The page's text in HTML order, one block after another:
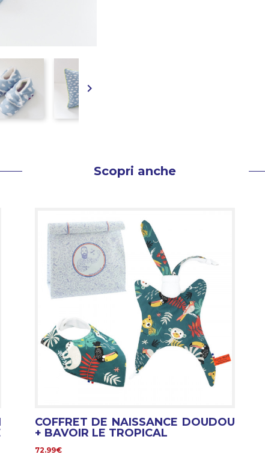

Scopri anche
COFFRET DE NAISSANCE DOUDOU
+ BAVOIR LE TROPICAL
72.99€